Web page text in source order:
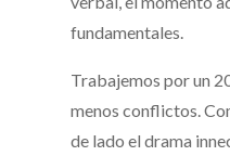
fundamentales.
Trabajemos por un
menos conflictos.
de lado el drama